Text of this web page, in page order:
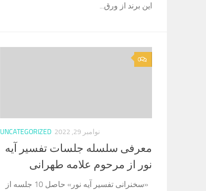
این برند از ورق...
0
UNCATEGORIZED نوامبر 29, 2022
معرفی سلسله جلسات تفسیر آیه
نور از مرحوم علامه طهرانی
«سخنرانی تفسیر آیه نور» حاصل 10 جلسه از